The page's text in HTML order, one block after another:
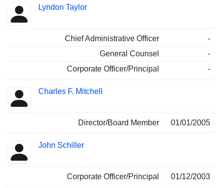
Lyndon Taylor
Chief Administrative Officer
-
General Counsel
-
Corporate Officer/Principal
-
Charles F. Mitchell
Director/Board Member 01/01/2005
John Schiller
Corporate Officer/Principal 01/12/2003